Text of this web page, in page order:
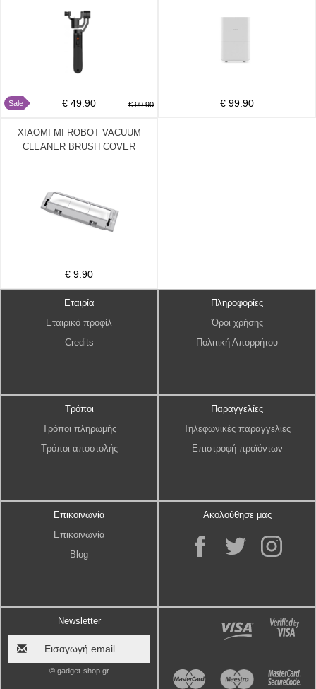
€ 49.90 € 99.90
Sale € 99.90
XIAOMI MI ROBOT VACUUM
CLEANER BRUSH COVER
€ 9.90
Εταιρία
Εταιρικό προφίλ
Credits
Πληροφορίες
Όροι χρήσης
Πολιτική Απορρήτου
Τρόποι
Τρόποι πληρωμής
Τρόποι αποστολής
Παραγγελίες
Τηλεφωνικές παραγγελίες
Επιστροφή προϊόντων
Επικοινωνία
Επικοινωνία
Blog
Ακολούθησε μας
Newsletter
© gadget-shop.gr